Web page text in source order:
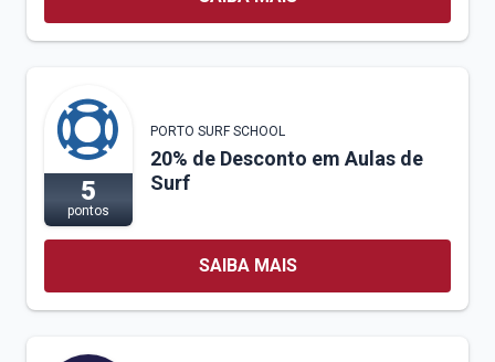
5
pontos
PORTO SURF SCHOOL
20% de Desconto em Aulas de
Surf
SAIBA MAIS